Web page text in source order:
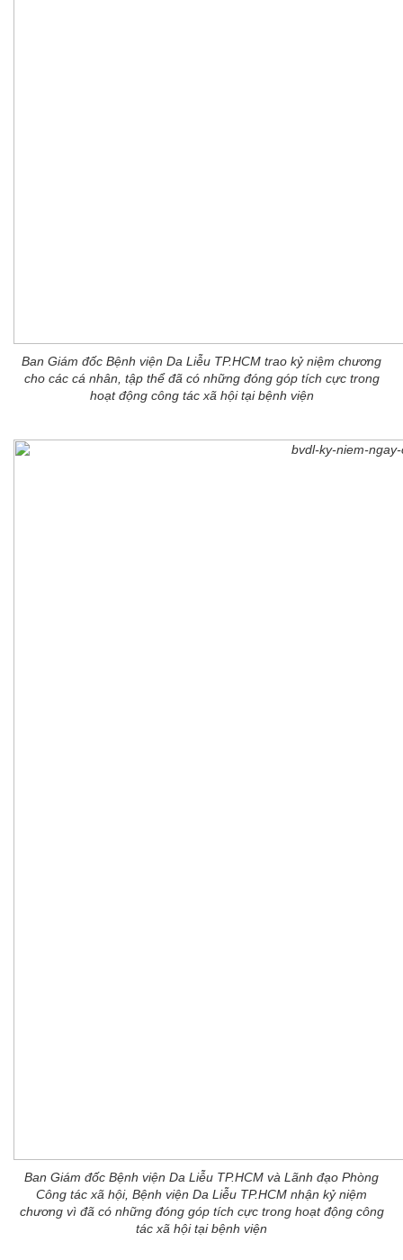
Ban Giám đốc Bệnh viện Da Liễu TP.HCM trao kỷ niệm chương
cho các cá nhân, tập thể đã có những đóng góp tích cực trong
hoạt động công tác xã hội tại bệnh viện
Ban Giám đốc Bệnh viện Da Liễu TP.HCM và Lãnh đạo Phòng
Công tác xã hội, Bệnh viện Da Liễu TP.HCM nhận kỷ niệm
chương vì đã có những đóng góp tích cực trong hoạt động công
tác xã hội tại bệnh viện